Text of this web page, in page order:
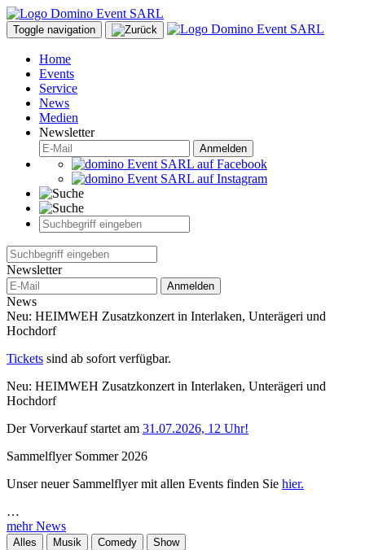
Toggle navigation
Home
Events
Service
News
Medien
Newsletter
Anmelden
Newsletter
Anmelden
News
Neu: HEIMWEH Zusatzkonzert in Interlaken, Unterägeri und
Hochdorf
Tickets sind ab sofort verfügbar.
Neu: HEIMWEH Zusatzkonzert in Interlaken, Unterägeri und
Hochdorf
Der Vorverkauf startet am 31.07.2026, 12 Uhr!
Sammelflyer Sommer 2026
Unser neuer Sammelflyer mit allen Events finden Sie hier.
…
mehr News
Alles Musik Comedy Show